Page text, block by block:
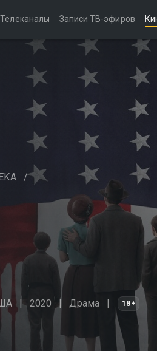
Телеканалы Записи ТВ-эфиров
/
2020 Драма 18+